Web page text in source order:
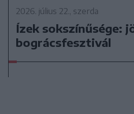
2026. július 22., szerda
Ízek sokszínűsége:
bográcsfesztivál